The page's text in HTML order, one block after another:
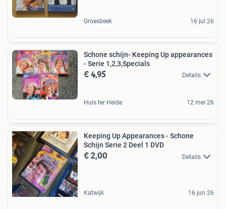
Groesbeek 16 jul 26
Schone schijn- Keeping Up appearances
- Serie 1,2,3,Specials
€ 4,95 Details
Huis ter Heide 12 mei 26
Keeping Up Appearances - Schone
Schijn Serie 2 Deel 1 DVD
€ 2,00 Details
Katwijk 16 jun 26